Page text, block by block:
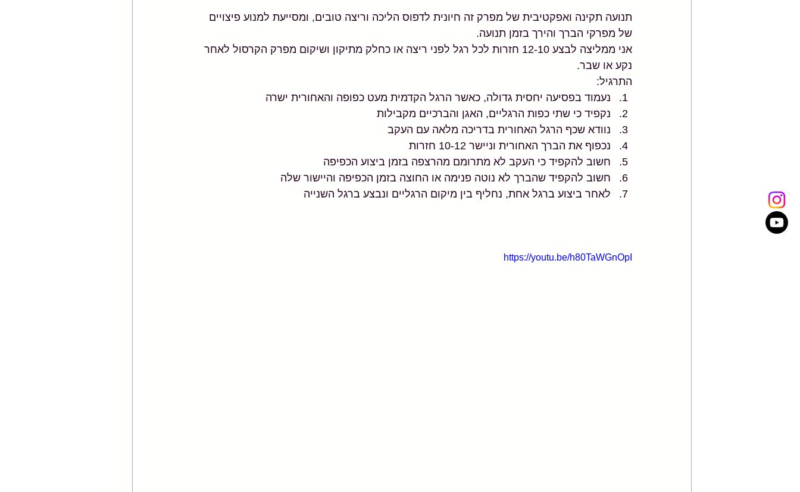
תנועה תקינה ואפקטיבית של מפרק זה חיונית לדפוס הליכה וריצה טובים, ומסייעת למנוע פיצויים
של מפרקי הברך והירך בזמן תנועה.
אני ממליצה לבצע 12-10 חזרות לכל רגל לפני ריצה או כחלק מתיקון ושיקום מפרק הקרסול לאחר
נקע או שבר.
התרגיל:
נעמוד בפסיעה יחסית גדולה, כאשר הרגל הקדמית מעט כפופה והאחורית ישרה
נקפיד כי שתי כפות הרגליים, האגן והברכיים מקבילות
נוודא שכף הרגל האחורית בדריכה מלאה עם העקב
נכפוף את הברך האחורית וניישר 10-12 חזרות
חשוב להקפיד כי העקב לא מתרומם מהרצפה בזמן ביצוע הכפיפה
חשוב להקפיד שהברך לא נוטה פנימה או החוצה בזמן הכפיפה והיישור שלה
לאחר ביצוע ברגל אחת, נחליף בין מיקום הרגליים ונבצע ברגל השנייה
https://youtu.be/h80TaWGnOpI